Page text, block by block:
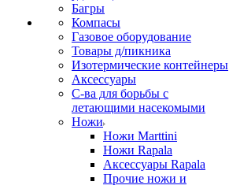
Багры
Компасы
Газовое оборудование
Товары д/пикника
Изотермические контейнеры
Аксессуары
С-ва для борьбы с
летающими насекомыми
Ножи
Ножи Marttini
Ножи Rapala
Аксессуары Rapala
Прочие ножи и